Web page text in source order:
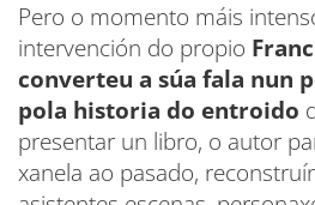
Pero o momento máis
intervención do propio
converteu a súa fala nun
pola historia do entroido
presentar un libro, o autor
xanela ao pasado,